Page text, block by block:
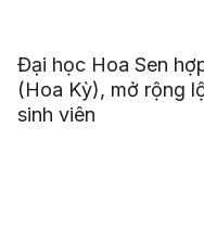
Đại học Hoa Sen
(Hoa Kỳ), mở rộng
sinh viên